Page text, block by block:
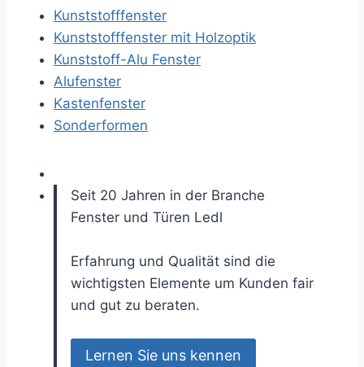
Kunststofffenster
Kunststofffenster mit Holzoptik
Kunststoff-Alu Fenster
Alufenster
Kastenfenster
Sonderformen
Seit 20 Jahren in der Branche
Fenster und Türen Ledl
Erfahrung und Qualität sind die
wichtigsten Elemente um Kunden fair
und gut zu beraten.
Lernen Sie uns kennen